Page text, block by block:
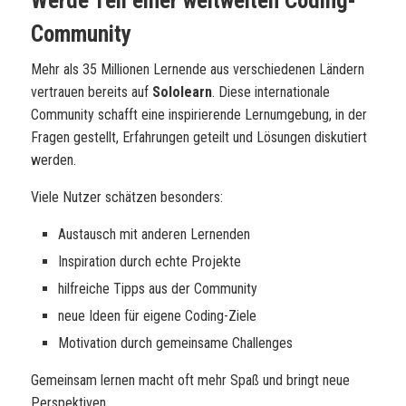
Community
Mehr als 35 Millionen Lernende aus verschiedenen Ländern
vertrauen bereits auf Sololearn. Diese internationale
Community schafft eine inspirierende Lernumgebung, in der
Fragen gestellt, Erfahrungen geteilt und Lösungen diskutiert
werden.
Viele Nutzer schätzen besonders:
Austausch mit anderen Lernenden
Inspiration durch echte Projekte
hilfreiche Tipps aus der Community
neue Ideen für eigene Coding-Ziele
Motivation durch gemeinsame Challenges
Gemeinsam lernen macht oft mehr Spaß und bringt neue